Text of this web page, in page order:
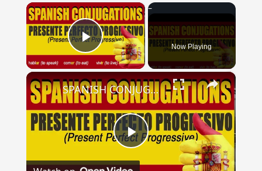
×
Play Video Now Playing
×
Play
SPANISH CONJUGATIONS: Present Perfect Progressive (Presente Perfecto Progresivo)